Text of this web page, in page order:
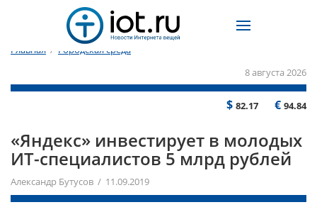
Главная / Городская среда
8 августа 2026
$ 82.17 € 94.84
«Яндекс» инвестирует в молодых
ИТ-специалистов 5 млрд рублей
Александр Бутусов / 11.09.2019